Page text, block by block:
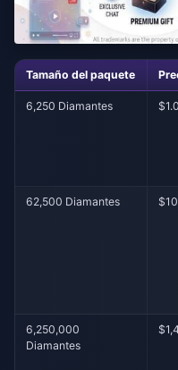
Tamaño del paquete
6,250 Diamantes
62,500 Diamantes
6,250,000
Diamantes